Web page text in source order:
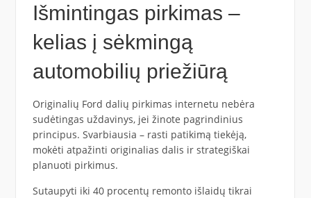
Išmintingas pirkimas –
kelias į sėkmingą
automobilių priežiūrą
Originalių Ford dalių pirkimas internetu nebėra
sudėtingas uždavinys, jei žinote pagrindinius
principus. Svarbiausia – rasti patikimą tiekėją,
mokėti atpažinti originalias dalis ir strategiškai
planuoti pirkimus.
Sutaupyti iki 40 procentų remonto išlaidų tikrai